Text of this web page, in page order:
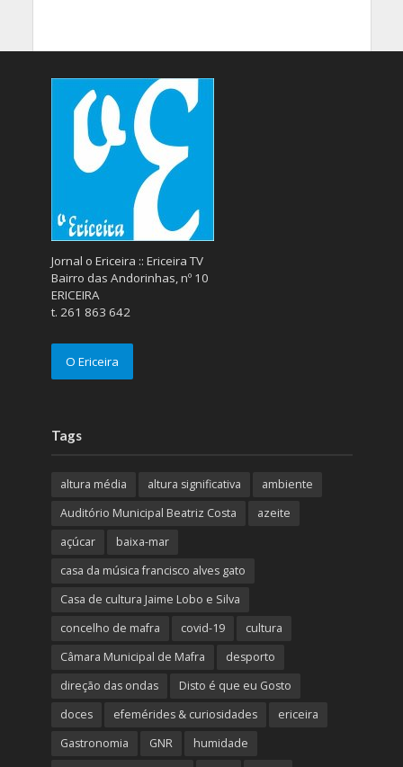
Jornal o Ericeira :: Ericeira TV
Bairro das Andorinhas, nº 10
ERICEIRA
t. 261 863 642
O Ericeira
Tags
altura média altura significativa
ambiente
Auditório Municipal Beatriz Costa
azeite
açúcar
baixa-mar
casa da música francisco alves gato
Casa de cultura Jaime Lobo e Silva
concelho de mafra
covid-19
cultura
Câmara Municipal de Mafra
desporto
direção das ondas
Disto é que eu Gosto
doces
efemérides & curiosidades
ericeira
Gastronomia
GNR
humidade